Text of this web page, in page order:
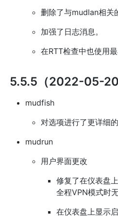
删除了与mudlan相关
加强了日志消息。
在RTT检查中也使用
5.5.5（2022-05-20
mudfish
对选项进行了更详细的
mudrun
用户界面更改
修复了在仪表盘
全程VPN模式时
在仪表盘上显示